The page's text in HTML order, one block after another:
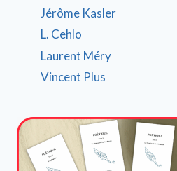
Jérôme Kasler
L. Cehlo
Laurent Méry
Vincent Plus